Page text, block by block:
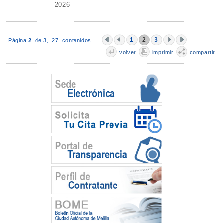
2026
Página 2 de 3,27 contenidos 1 2 3
volver imprimir compartir